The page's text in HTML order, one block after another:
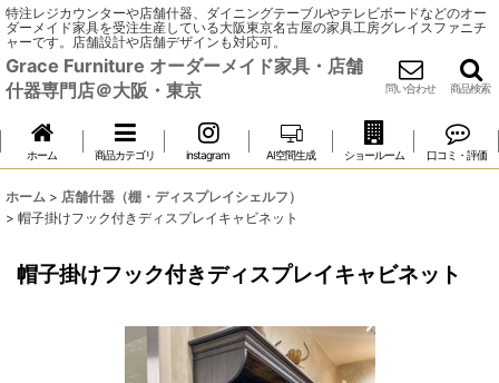
特注レジカウンターや店舗什器、ダイニングテーブルやテレビボードなどのオー
ダーメイド家具を受注生産している大阪東京名古屋の家具工房グレイスファニチ
ャーです。店舗設計や店舗デザインも対応可。
Grace Furniture オーダーメイド家具・店舗
什器専門店＠大阪・東京
問い合わせ 商品検索
ホーム 商品カテゴリ instagram AI空間生成 ショールーム 口コミ・評価
ホーム > 店舗什器（棚・ディスプレイシェルフ）
> 帽子掛けフック付きディスプレイキャビネット
帽子掛けフック付きディスプレイキャビネット